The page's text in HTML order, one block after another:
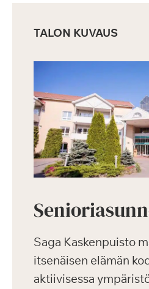
TALON KUVAUS
Saga Kaskenpuisto
itsenäisen elämän
aktiivisessa